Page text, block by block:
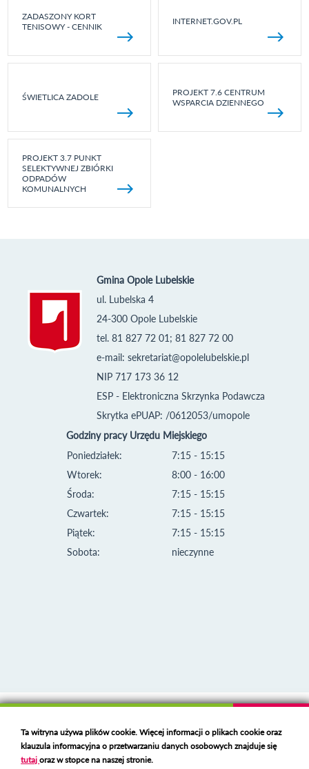
ZADASZONY KORT
TENISOWY - CENNIK
INTERNET.GOV.PL
ŚWIETLICA ZADOLE
PROJEKT 7.6 CENTRUM
WSPARCIA DZIENNEGO
PROJEKT 3.7 PUNKT
SELEKTYWNEJ ZBIÓRKI
ODPADÓW
KOMUNALNYCH
Gmina Opole Lubelskie
ul. Lubelska 4
24-300 Opole Lubelskie
tel. 81 827 72 01; 81 827 72 00
e-mail: sekretariat@opolelubelskie.pl
NIP 717 173 36 12
ESP - Elektroniczna Skrzynka Podawcza
Skrytka ePUAP: /0612053/umopole
Godziny pracy Urzędu Miejskiego
Poniedziałek:
Wtorek:
Środa:
Czwartek:
Piątek:
Sobota:
7:15 - 15:15
8:00 - 16:00
7:15 - 15:15
7:15 - 15:15
7:15 - 15:15
nieczynne
Deklaracja dostępności
Polski serwer RBLhttps://polspam.pl/
Ta witryna używa plików cookie. Więcej informacji o plikach cookie oraz
klauzula informacyjna o przetwarzaniu danych osobowych znajduje się
tutajoraz w stopce na naszej stronie.